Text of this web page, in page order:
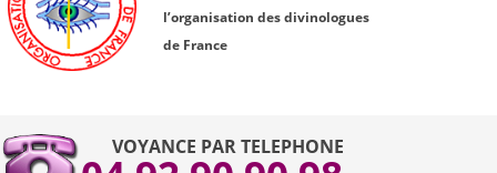
l’organisation des divinologues
de France
VOYANCE PAR TELEPHONE